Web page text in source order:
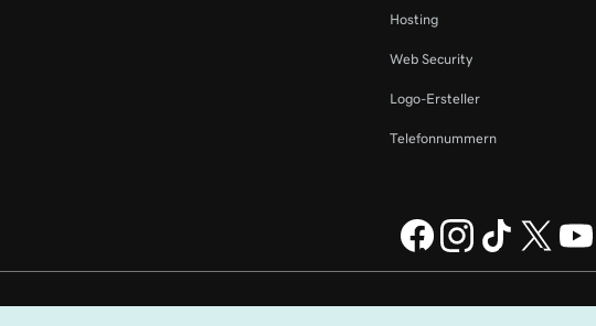
Hosting
Web Security
Logo-Ersteller
Telefonnummern
GoDaddy Operating Company, LLC in